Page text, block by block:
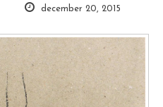
december 20, 2015